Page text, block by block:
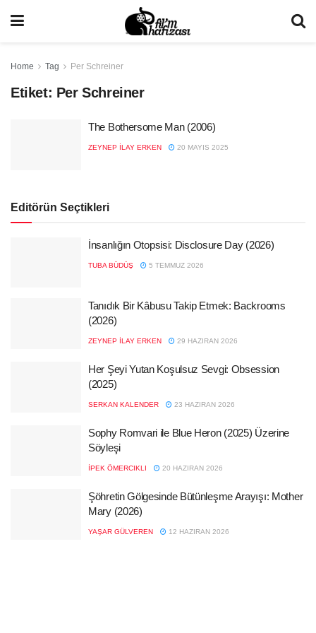
Home Tag Per Schreiner
Etiket: Per Schreiner
The Bothersome Man (2006)
ZEYNEP İLAY ERKEN 20 MAYIS 2025
Editörün Seçtikleri
İnsanlığın Otopsisi: Disclosure Day (2026)
TUBA BÜDÜŞ 5 TEMMUZ 2026
Tanıdık Bir Kâbusu Takip Etmek: Backrooms
(2026)
ZEYNEP İLAY ERKEN 29 HAZIRAN 2026
Her Şeyi Yutan Koşulsuz Sevgi: Obsession
(2025)
SERKAN KALENDER 23 HAZIRAN 2026
Sophy Romvari ile Blue Heron (2025) Üzerine
Söyleşi
İPEK ÖMERCIKLI 20 HAZIRAN 2026
Şöhretin Gölgesinde Bütünleşme Arayışı: Mother
Mary (2026)
YAŞAR GÜLVEREN 12 HAZIRAN 2026